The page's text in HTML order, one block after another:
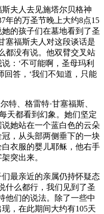
夫人去见施塔尔贝格神
年的万圣节晚上大约8点15
的孩子们在墓地看到了圣
塞福斯夫人对这段谈话是
都没有说。他双臂交叉站
：‘不可能啊，圣母玛利
回答，‘我们不知道，只能
特、格雷特·甘塞福斯、
天都看到幻象。她们坚定
她站在一个蓝白色的云朵
冠，从头部两侧垂下的一块
衣服的婴儿耶稣，他右手
突出来。
最亲近的亲属仍持怀疑态
什么都行，我们见到了圣
他们的说法。除了一些中
，在此期间大约有105天